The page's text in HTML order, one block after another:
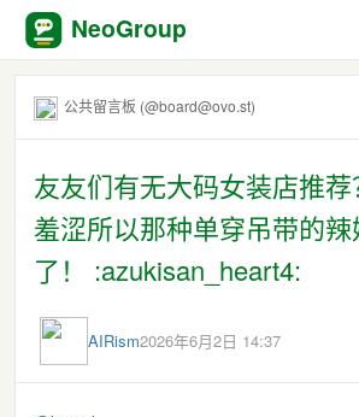
NeoGroup
公共留言板 (@board@ovo.st)
友友们有无大码女装店推
羞涩所以那种单穿吊带的
了！ :azukisan_heart4:
AIRism2026年6月2日 14:37